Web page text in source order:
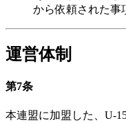
から依頼された事
運営体制
第7条
本連盟に加盟した、U-